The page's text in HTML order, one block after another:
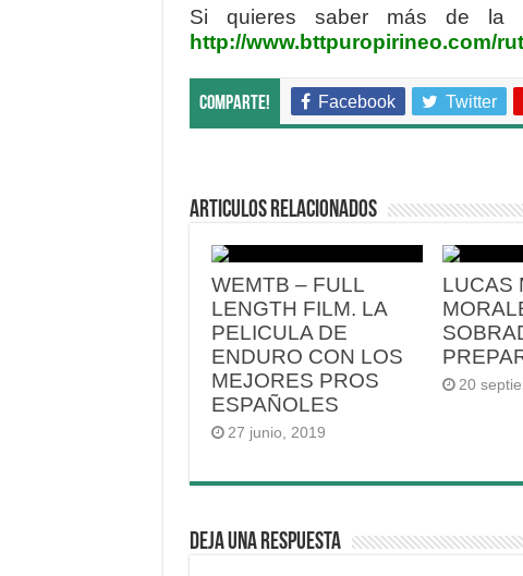
Si quieres saber más de la
http://www.bttpuropirineo.com/
Comparte! Facebook Twitter
Articulos relacionados
WEMTB – FULL
LENGTH FILM. LA
PELICULA DE
ENDURO CON LOS
MEJORES PROS
ESPAÑOLES
27 junio, 2019
LUCAS
20
Deja una respuesta